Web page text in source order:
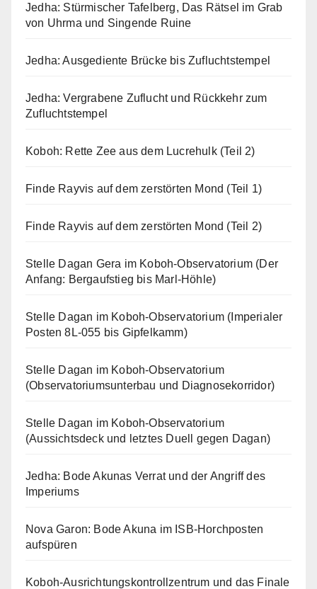
Jedha: Stürmischer Tafelberg, Das Rätsel im Grab
von Uhrma und Singende Ruine
Jedha: Ausgediente Brücke bis Zufluchtstempel
Jedha: Vergrabene Zuflucht und Rückkehr zum
Zufluchtstempel
Koboh: Rette Zee aus dem Lucrehulk (Teil 2)
Finde Rayvis auf dem zerstörten Mond (Teil 1)
Finde Rayvis auf dem zerstörten Mond (Teil 2)
Stelle Dagan Gera im Koboh-Observatorium (Der
Anfang: Bergaufstieg bis Marl-Höhle)
Stelle Dagan im Koboh-Observatorium (Imperialer
Posten 8L-055 bis Gipfelkamm)
Stelle Dagan im Koboh-Observatorium
(Observatoriumsunterbau und Diagnosekorridor)
Stelle Dagan im Koboh-Observatorium
(Aussichtsdeck und letztes Duell gegen Dagan)
Jedha: Bode Akunas Verrat und der Angriff des
Imperiums
Nova Garon: Bode Akuna im ISB-Horchposten
aufspüren
Koboh-Ausrichtungskontrollzentrum und das Finale